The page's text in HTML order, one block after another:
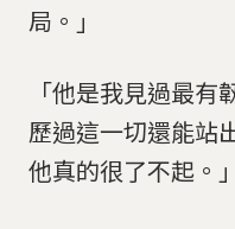
局。」
「他是我見過最
歷過這一切還能站
他真的很了不起。」